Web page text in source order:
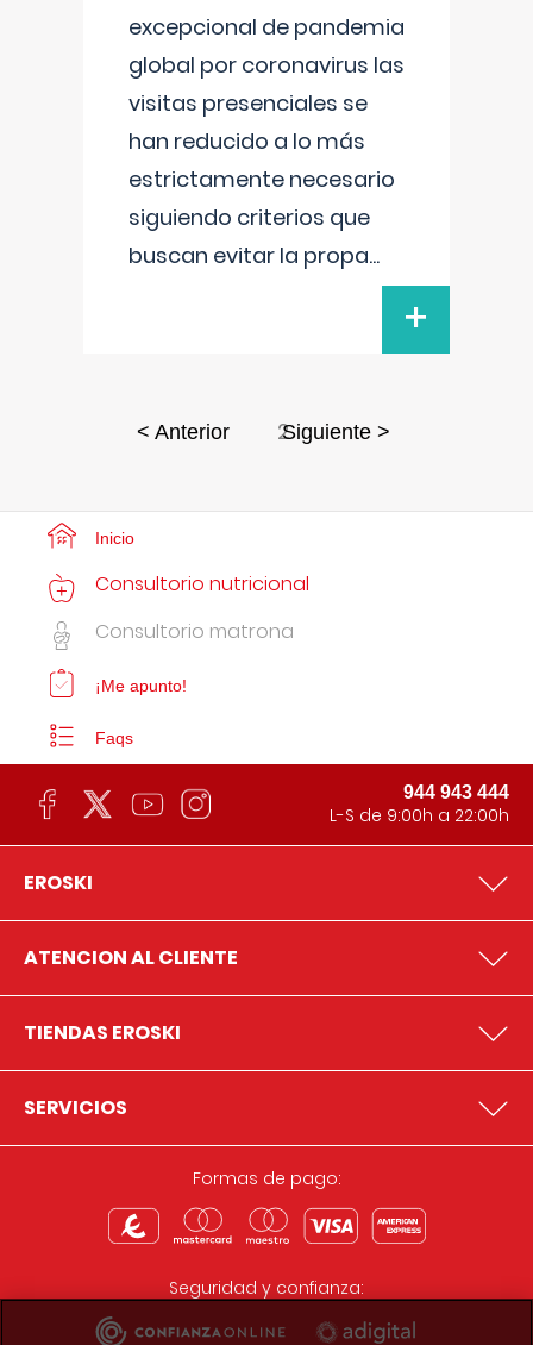
excepcional de pandemia
global por coronavirus las
visitas presenciales se
han reducido a lo más
estrictamente necesario
siguiendo criterios que
buscan evitar la propa...
+
< Anterior 2Siguiente >
Inicio
Consultorio nutricional
Consultorio matrona
¡Me apunto!
Faqs
944 943 444
L-S de 9:00h a 22:00h
EROSKI
ATENCION AL CLIENTE
TIENDAS EROSKI
SERVICIOS
Formas de pago:
Seguridad y confianza: